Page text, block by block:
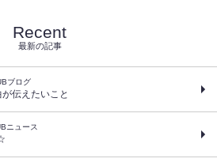
Recent
最新の記事
ブログ
が伝えたいこと
ニュース